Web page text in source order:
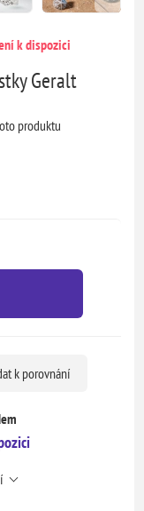
k dispozici
Geralt
produktu
k porovnání